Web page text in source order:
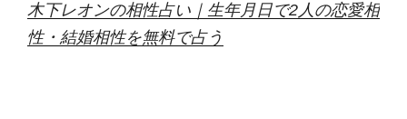
木下レオンの相性占い｜生年月日で2人の恋愛相
性・結婚相性を無料で占う